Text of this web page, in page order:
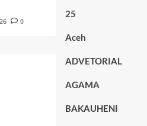
0
25
Aceh
ADVETORIAL
AGAMA
BAKAUHENI